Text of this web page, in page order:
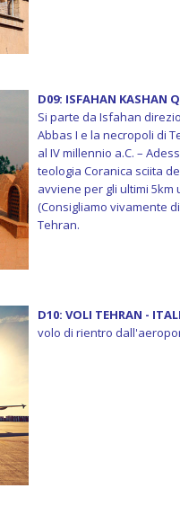
D09: ISFAHAN KASHAN
Si parte da Isfahan
Abbas I e la necropoli di
al IV millennio a.C. –
teologia Coranica sciita
avviene per gli ultimi
(Consigliamo vivamente
Tehran.
D10: VOLI TEHRAN -
volo di rientro